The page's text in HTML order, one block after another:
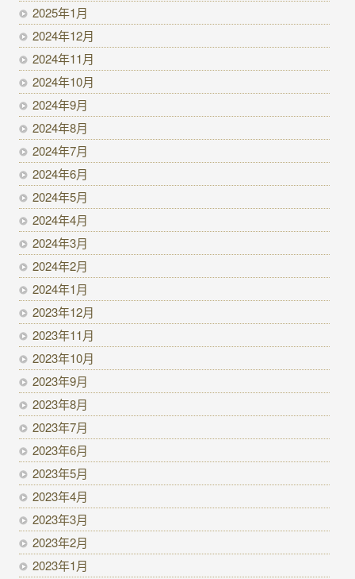
2025年1月
2024年12月
2024年11月
2024年10月
2024年9月
2024年8月
2024年7月
2024年6月
2024年5月
2024年4月
2024年3月
2024年2月
2024年1月
2023年12月
2023年11月
2023年10月
2023年9月
2023年8月
2023年7月
2023年6月
2023年5月
2023年4月
2023年3月
2023年2月
2023年1月